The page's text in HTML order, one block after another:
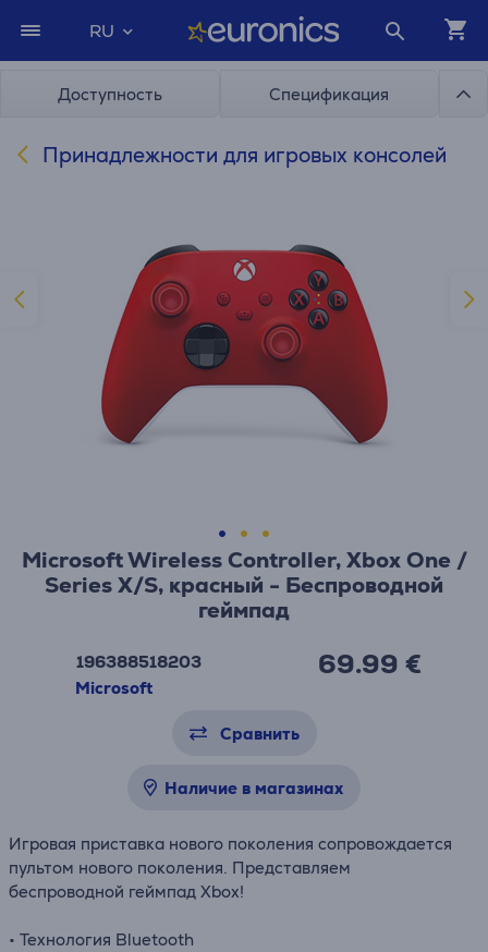
RU
Доступность Спецификация
Принадлежности для игровых консолей
Microsoft Wireless Controller, Xbox One /
Series X/S, красный - Беспроводной
геймпад
196388518203
Microsoft
69.99 €
Сравнить
Наличие в магазинах
Игровая приставка нового поколения сопровождается
пультом нового поколения. Представляем
беспроводной геймпад Xbox!
• Технология Bluetooth